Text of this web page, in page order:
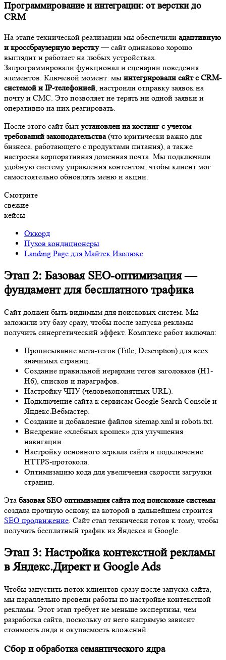
Программирование и интеграции: от верстки до
CRM
На этапе технической реализации мы обеспечили адаптивную
и кроссбраузерную верстку— сайт одинаково хорошо
выглядит и работает на любых устройствах.
Запрограммировали функционал и сценарии поведения
элементов. Ключевой момент: мы интегрировали сайт с CRM-
системой и IP-телефонией, настроили отправку заявок на
почту и СМС. Это позволяет не терять ни одной заявки и
оперативно на них реагировать.
После этого сайт был установлен на хостинг с учетом
требований законодательства(что критически важно для
бизнеса, работающего с продуктами питания), а также
настроена корпоративная доменная почта. Мы подключили
удобную систему управления контентом, чтобы клиент мог
самостоятельно обновлять меню и акции.
Смотрите
свежие
кейсы
Оккорд
Пухов кондиционеры
Landing Page для Майтек Изолюкс
Этап 2: Базовая SEO-оптимизация —
фундамент для бесплатного трафика
Сайт должен быть видимым для поисковых систем. Мы
заложили эту базу сразу, чтобы после запуска рекламы
получить синергетический эффект. Комплекс работ включал:
Прописывание мета-тегов (Title, Description) для всех
значимых страниц.
Создание правильной иерархии тегов заголовков (H1-
H6), списков и параграфов.
Настройку ЧПУ (человекопонятных URL).
Подключение сайта к сервисам Google Search Console и
Яндекс.Вебмастер.
Создание и добавление файлов sitemap.xml и robots.txt.
Внедрение «хлебных крошек» для улучшения
навигации.
Настройку основного зеркала сайта и подключение
HTTPS-протокола.
Оптимизацию кода для увеличения скорости загрузки
страниц.
Эта базовая SEO оптимизация сайта под поисковые системы
создала прочную основу, на которой в дальнейшем строится
SEO продвижение. Сайт стал технически готов к тому, чтобы
получать бесплатный трафик из Яндекса и Google.
Этап 3: Настройка контекстной рекламы
в Яндекс.Директ и Google Ads
Чтобы запустить поток клиентов сразу после запуска сайта,
мы параллельно провели работы по настройке контекстной
рекламы. Этот этап требует не меньше экспертизы, чем
разработка сайта, поскольку от него напрямую зависит
стоимость лида и окупаемость вложений.
Сбор и обработка семантического ядра